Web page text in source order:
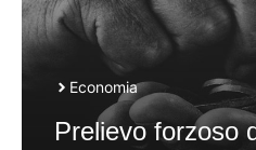
Economia
Prelievo forzoso